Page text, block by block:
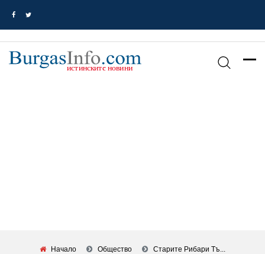
Начало Общество Старите Рибари Тъ...